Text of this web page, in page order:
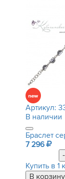
Артикул:
В наличии
Браслет
7 296
-
Купить в 1